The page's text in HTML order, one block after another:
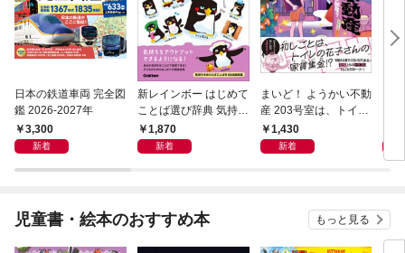
日本の鉄道車両 完全図
鑑 2026-2027年
3,300
新着
新レインボー はじめて
ことば選び辞典 気持ち
のことば
1,870
新着
まいど！ ようかい不動
産 203号室は、トイレ
の花子さんの部屋？
1,430
新着
児童書・絵本のおすすめ本 もっと見る